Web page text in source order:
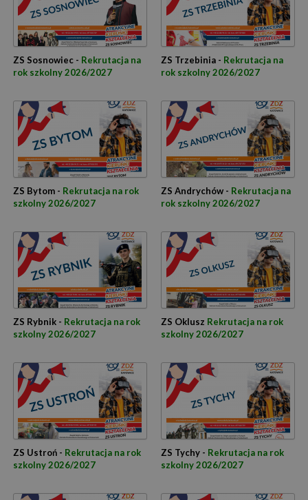
ZS Sosnowiec - Rekrutacja na
rok szkolny 2026/2027
ZS Trzebinia - Rekrutacja na
rok szkolny 2026/2027
ZS Bytom - Rekrutacja na rok
szkolny 2026/2027
ZS Andrychów - Rekrutacja na
rok szkolny 2026/2027
ZS Rybnik - Rekrutacja na rok
szkolny 2026/2027
ZS Oklusz Rekrutacja na rok
szkolny 2026/2027
ZS Ustroń - Rekrutacja na rok
szkolny 2026/2027
ZS Tychy - Rekrutacja na rok
szkolny 2026/2027